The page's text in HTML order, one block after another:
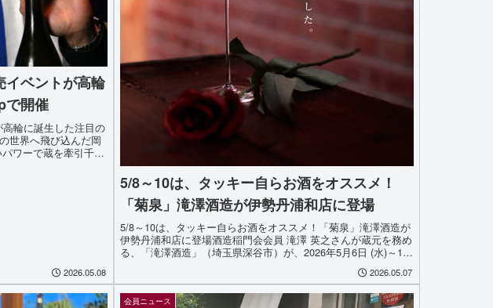
イベントが高輪
で開催
輪に誕生した注目の
世界へ飛び込んだ岡
ワーで蔵を牽引千代
2026.05.08
5/8～10は、タッキー自らお酒をオススメ！
「菊泉」滝澤酒造が伊勢丹浦和店に登場
5/8～10は、タッキー自らお酒をオススメ！「菊泉」滝澤酒造が
伊勢丹浦和店に登場酒造稲門会会員 滝澤 英之さんが蔵元を務め
る、「滝澤酒造」（埼玉県深谷市）が、2026年5月6日 (水)～12
2026.05.07
会員ニュース